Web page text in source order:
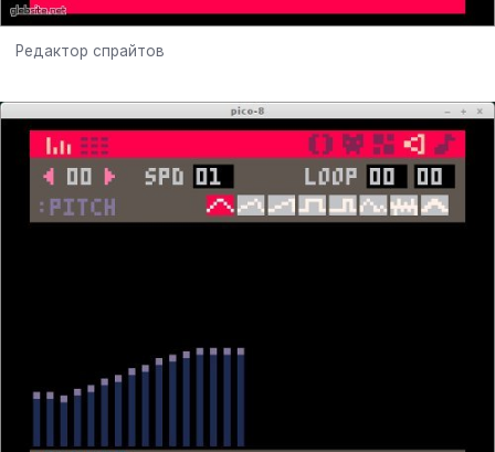
Редактор спрайтов